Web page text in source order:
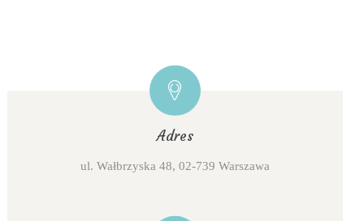
Adres
ul. Wałbrzyska 48, 02-739 Warszawa